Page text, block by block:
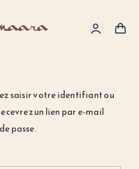
saisir votre identifiant ou
un lien par e-mail
passe.